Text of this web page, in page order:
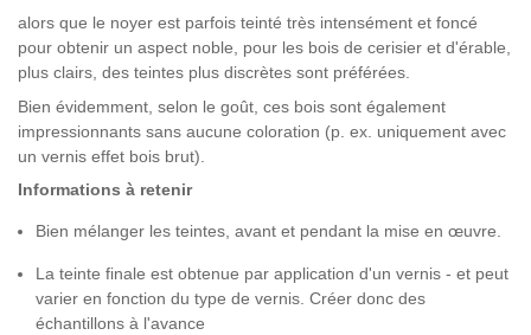
alors que le noyer est parfois teinté très intensément et foncé
pour obtenir un aspect noble, pour les bois de cerisier et d'érable,
plus clairs, des teintes plus discrètes sont préférées.
Bien évidemment, selon le goût, ces bois sont également
impressionnants sans aucune coloration (p. ex. uniquement avec
un vernis effet bois brut).
Informations à retenir
Bien mélanger les teintes, avant et pendant la mise en œuvre.
La teinte finale est obtenue par application d'un vernis - et peut
varier en fonction du type de vernis. Créer donc des
échantillons à l'avance